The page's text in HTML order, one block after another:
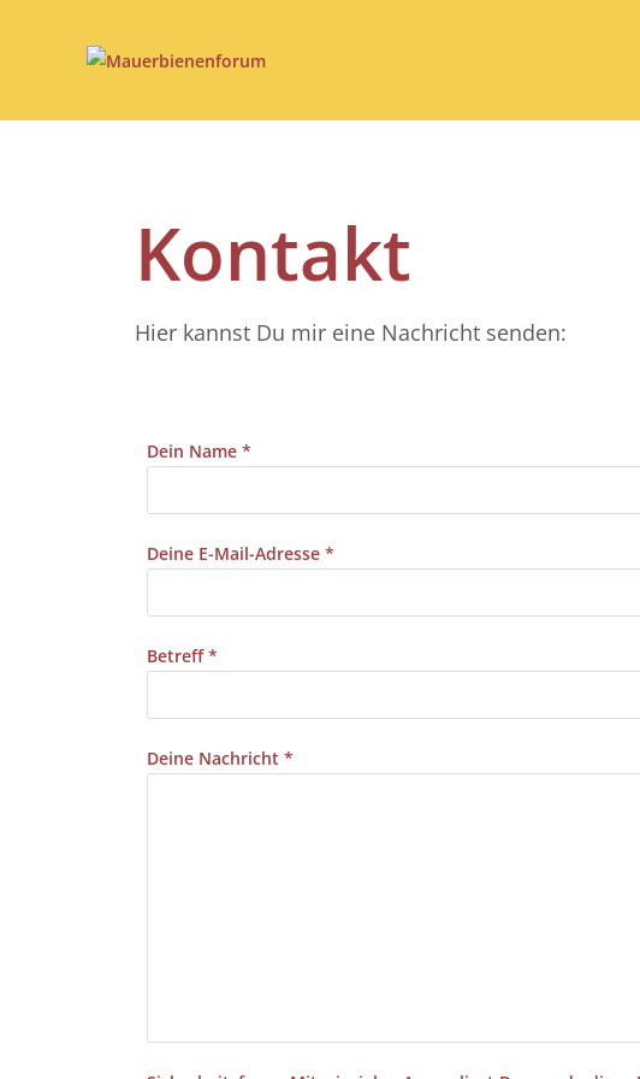
Kontakt
Hier kannst Du mir eine Nachricht senden:
Dein Name *
Deine E-Mail-Adresse *
Betreff *
Deine Nachricht *